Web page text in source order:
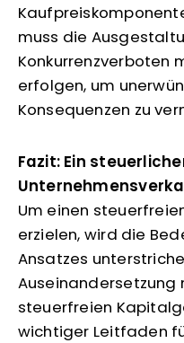
muss die
Konkurrenzverboten
erfolgen, um
Konsequenzen zu
Fazit: Ein
Um einen
erzielen, wird die
Ansatzes
Auseinandersetzung
steuerfreien
wichtiger Leitfaden